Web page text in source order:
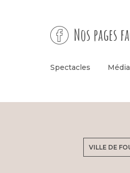
Nos pages
Spectacles
VILLE DE